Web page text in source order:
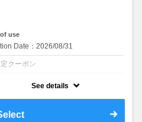
use
Date：2026/08/31
クーポン
トリートメントスパコース。２種類
べて頭皮から髪までしっかりケア♪
プー・ブロー込み/ロング料金なし
See details